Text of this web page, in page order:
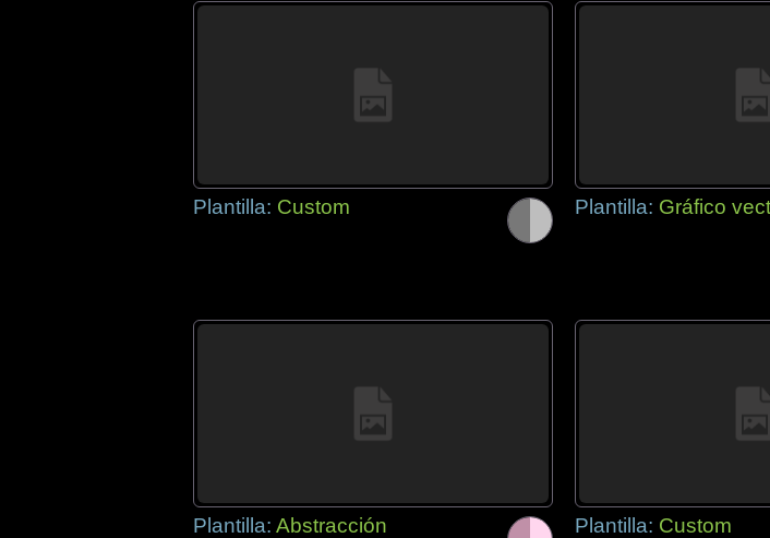
Plantilla: Custom Plantilla: Gráfico
Plantilla: Abstracción Plantilla: Custom